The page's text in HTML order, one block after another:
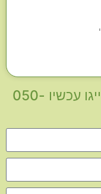
מוזמנים לפנות בכל שאלה חייגו עכשיו 050-